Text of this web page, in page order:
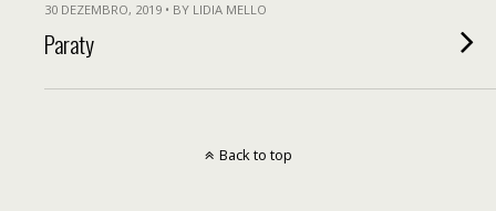
30 DEZEMBRO, 2019 • BY LIDIA MELLO
Paraty
Back to top